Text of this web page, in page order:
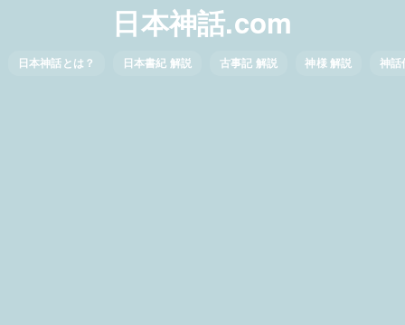
日本神話.com
日本神話とは？ 日本書紀 解説 古事記 解説 神様 解説 神話